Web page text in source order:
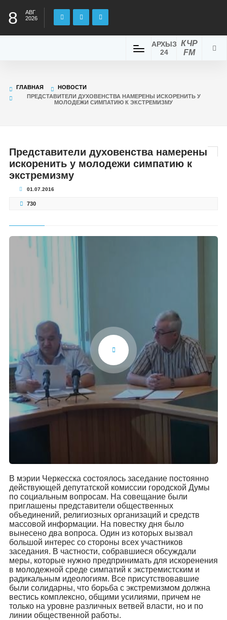
8
АВГ
2026
КЧР
FM
АРХЫЗ
24
ГЛАВНАЯ
НОВОСТИ
ПРЕДСТАВИТЕЛИ ДУХОВЕНСТВА НАМЕРЕНЫ ИСКОРЕНИТЬ У
МОЛОДЕЖИ СИМПАТИЮ К ЭКСТРЕМИЗМУ
Представители духовенства намерены
искоренить у молодежи симпатию к
экстремизму
01.07.2016
730
В мэрии Черкесска состоялось заседание постоянно
действующей депутатской комиссии городской Думы
по социальным вопросам. На совещание были
приглашены представители общественных
объединений, религиозных организаций и средств
массовой информации. На повестку дня было
вынесено два вопроса. Один из которых вызвал
большой интерес со стороны всех участников
заседания. В частности, собравшиеся обсуждали
меры, которые нужно предпринимать для искоренения
в молодежной среде симпатий к экстремистским и
радикальным идеологиям. Все присутствовавшие
были солидарны, что борьба с экстремизмом должна
вестись комплексно, общими усилиями, причем не
только на уровне различных ветвей власти, но и по
линии общественной работы.